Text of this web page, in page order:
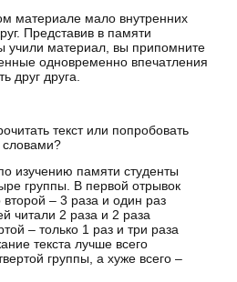
материале мало внутренних
Представив в памяти
учили материал, вы припомните
одновременно впечатления
друг друга.
текст или попробовать
словами?
изучению памяти студенты
группы. В первой отрывок
второй – 3 раза и один раз
читали 2 раза и 2 раза
– только 1 раз и три раза
текста лучше всего
группы, а хуже всего –